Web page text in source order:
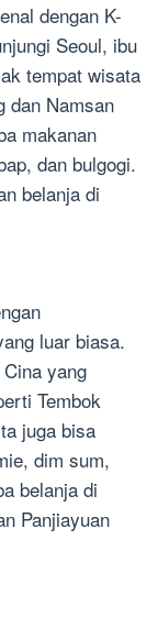
dengan K-
Seoul, ibu
tempat wisata
dan Namsan
makanan
dan bulgogi.
belanja di
luar biasa.
yang
Tembok
juga bisa
dim sum,
belanja di
Panjiayuan